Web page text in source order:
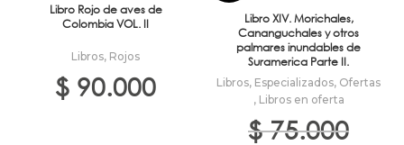
Libro Rojo de aves de
Colombia VOL. II
Libros, Rojos
$ 90.000
Libro XIV. Morichales,
Cananguchales y otros
palmares inundables de
Suramerica Parte II.
Libros, Especializados, Ofertas
, Libros en oferta
$75.000